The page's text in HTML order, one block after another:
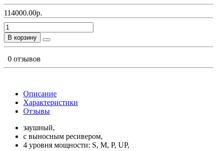
114000.00р.
В корзину
0 отзывов
Описание
Характеристики
Отзывы
заушный,
с выносным ресивером,
4 уровня мощности: S, M, P, UP,